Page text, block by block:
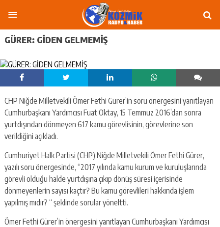
GÜRER: GİDEN GELMEMİŞ
CHP Niğde Milletvekili Ömer Fethi Gürer’in soru önergesini yanıtlayan
Cumhurbaşkanı Yardımcısı Fuat Oktay, 15 Temmuz 2016’dan sonra
yurtdışından dönmeyen 617 kamu görevlisinin, görevlerine son
verildiğini açıkladı.
Cumhuriyet Halk Partisi (CHP) Niğde Milletvekili Ömer Fethi Gürer,
yazılı soru önergesinde, “2017 yılında kamu kurum ve kuruluşlarında
görevli olduğu halde yurtdışına çıkıp dönüş süresi içerisinde
dönmeyenlerin sayısı kaçtır? Bu kamu görevlileri hakkında işlem
yapılmış mıdır? “ şeklinde sorular yöneltti.
Ömer Fethi Gürer’in önergesini yanıtlayan Cumhurbaşkanı Yardımcısı